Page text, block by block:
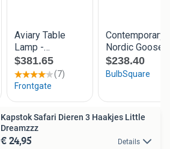
Kapstok Safari Dieren 3 Haakjes Little
Dreamzzz
€ 24,95 Details